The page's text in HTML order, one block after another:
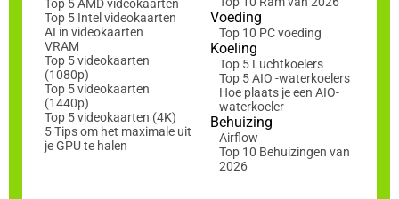
Top 5 AMD videokaarten
Top 5 Intel videokaarten
AI in videokaarten
VRAM
Top 5 videokaarten
(1080p)
Top 5 videokaarten
(1440p)
Top 5 videokaarten (4K)
5 Tips om het maximale uit
je GPU te halen
Voeding
Top 10 PC voeding
Koeling
Top 5 Luchtkoelers
Top 5 AIO -waterkoelers
Hoe plaats je een AIO-
waterkoeler
Behuizing
Airflow
Top 10 Behuizingen van
2026